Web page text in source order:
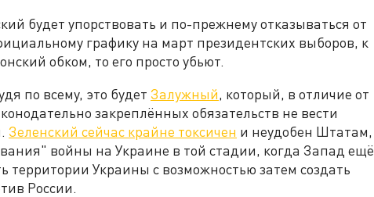
будет упорствовать и по-прежнему отказываться от
графику на март президентских выборов, к
обком, то его просто убьют.
по всему, это будет Залужный, который, в отличие от
закреплённых обязательств не вести
Зеленский сейчас крайне токсичен и неудобен Штатам,
войны на Украине в той стадии, когда Запад ещё
территории Украины с возможностью затем создать
России.